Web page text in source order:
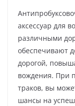
аксессуар для
различными
обеспечивают
дорогой,
вождения. При
траков, вы
шансы на